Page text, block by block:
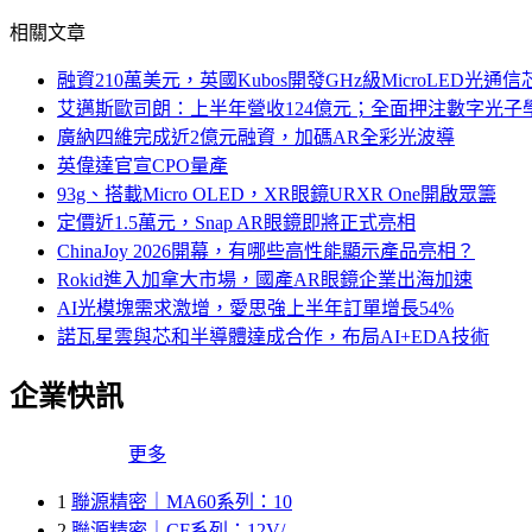
相關文章
融資210萬美元，英國Kubos開發GHz級MicroLED光通信
艾邁斯歐司朗：上半年營收124億元；全面押注數字光子
廣納四維完成近2億元融資，加碼AR全彩光波導
英偉達官宣CPO量產
93g、搭載Micro OLED，XR眼鏡URXR One開啟眾籌
定價近1.5萬元，Snap AR眼鏡即將正式亮相
ChinaJoy 2026開幕，有哪些高性能顯示產品亮相？
Rokid進入加拿大市場，國產AR眼鏡企業出海加速
AI光模塊需求激增，愛思強上半年訂單增長54%
諾瓦星雲與芯和半導體達成合作，布局AI+EDA技術
企業快訊
更多
1 聯源精密｜MA60系列：10